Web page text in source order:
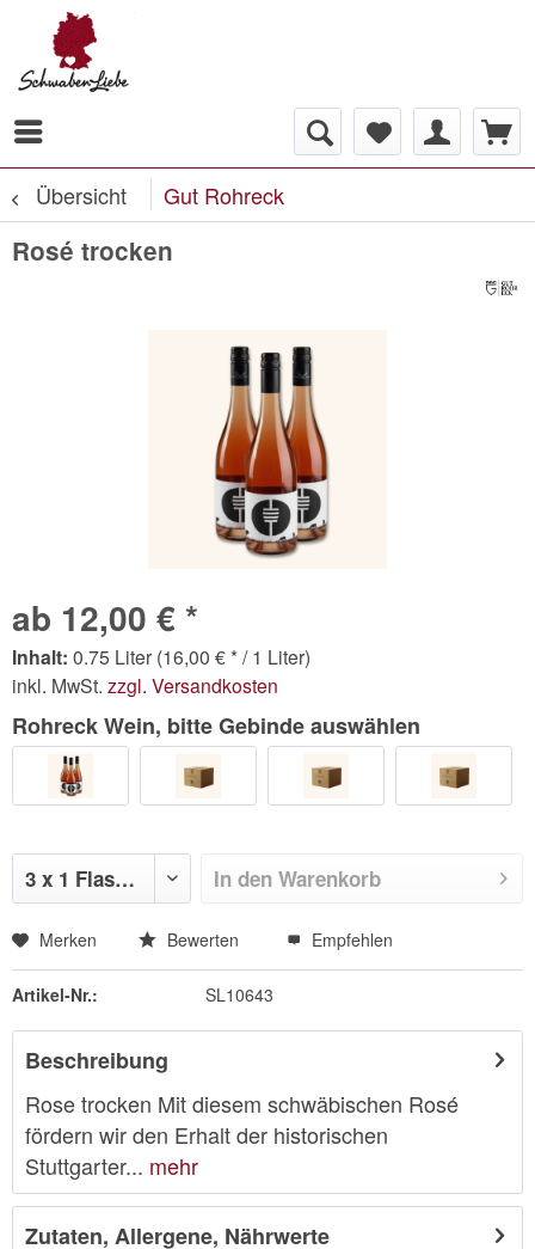
Übersicht Gut Rohreck
Rosé trocken
ab 12,00 € *
Inhalt: 0.75 Liter (16,00 € * / 1 Liter)
inkl. MwSt. zzgl. Versandkosten
Rohreck Wein, bitte Gebinde auswählen
In den Warenkorb
Merken Bewerten Empfehlen
Artikel-Nr.: SL10643
Beschreibung
Rose trocken Mit diesem schwäbischen Rosé
fördern wir den Erhalt der historischen
Stuttgarter... mehr
Zutaten, Allergene, Nährwerte